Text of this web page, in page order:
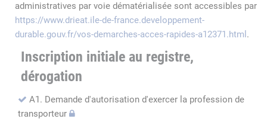
administratives par voie dématérialisée sont accessibles par
https://www.drieat.ile-de-france.developpement-
durable.gouv.fr/vos-demarches-acces-rapides-a12371.html .
Inscription initiale au registre,
dérogation
A1. Demande d'autorisation d'exercer la profession de
transporteur